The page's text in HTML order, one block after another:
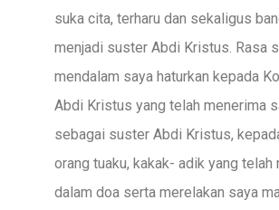
suka cita, terharu dan sekaligus
menjadi suster Abdi Kristus. Rasa
mendalam saya haturkan kepada
Abdi Kristus yang telah menerima
sebagai suster Abdi Kristus,
orang tuaku, kakak- adik yang telah
dalam doa serta merelakan saya